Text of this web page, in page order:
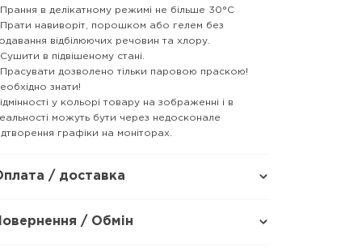
в делікатному режимі не більше 30°C
навиворіт, порошком або гелем без
відбілюючих речовин та хлору.
в підвішеному стані.
дозволено тільки паровою праскою!
знати!
у кольорі товару на зображенні і в
можуть бути через недосконале
графіки на моніторах.
/ доставка
/ Обмін